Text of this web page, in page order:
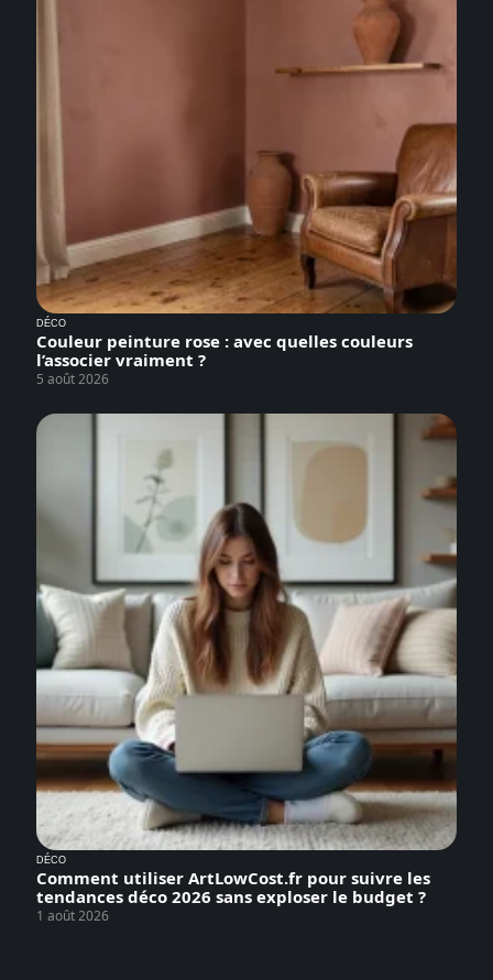
DÉCO
Couleur peinture rose : avec quelles couleurs
l’associer vraiment ?
5 août 2026
DÉCO
Comment utiliser ArtLowCost.fr pour suivre les
tendances déco 2026 sans exploser le budget ?
1 août 2026